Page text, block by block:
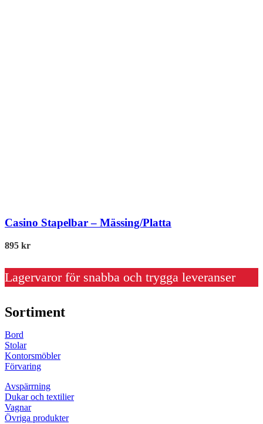
Casino Stapelbar – Mässing/Platta
895 kr
Lagervaror för snabba och trygga leveranser
Sortiment
Bord
Stolar
Kontorsmöbler
Förvaring
Avspärrning
Dukar och textilier
Vagnar
Övriga produkter